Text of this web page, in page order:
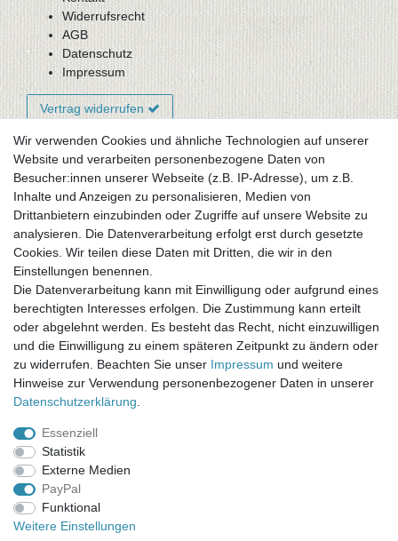
Widerrufsrecht
AGB
Datenschutz
Impressum
Vertrag widerrufen
Newsletter-Anmeldung
FAQ / Fragen
Mein Warenkorb
Mein Merkzettel
Mein Konto
UNSER LADENGESCHÄFT
Gottlieb-Daimler-Str. 10
33334 Gütersloh
ÖFFNUNGSZEITEN
Montag - Dienstag: 8.00 - 18.00 Uhr, Mittwoch Ruhetag,
Donnerstag: 8.00 - 18.00 Uhr, Freitag 8.00 - 14.00 Uhr
KUNDENSERVICE
Telefon: (05241) 403 22 38
E-Mail: info@stoffamstueck.de
Alle Preise inklusive gesetzlicher Mehrwertsteuer und
Wir verwenden Cookies und ähnliche Technologien auf unserer
Website und verarbeiten personenbezogene Daten von
Besucher:innen unserer Webseite (z.B. IP-Adresse), um z.B.
Inhalte und Anzeigen zu personalisieren, Medien von
Drittanbietern einzubinden oder Zugriffe auf unsere Website zu
analysieren. Die Datenverarbeitung erfolgt erst durch gesetzte
Cookies. Wir teilen diese Daten mit Dritten, die wir in den
Einstellungen benennen.
Die Datenverarbeitung kann mit Einwilligung oder aufgrund eines
berechtigten Interesses erfolgen. Die Zustimmung kann erteilt
oder abgelehnt werden. Es besteht das Recht, nicht einzuwilligen
und die Einwilligung zu einem späteren Zeitpunkt zu ändern oder
zu widerrufen. Beachten Sie unser Impressum und weitere
Hinweise zur Verwendung personenbezogener Daten in unserer
Daten­schutz­erklärung
Essenziell
Statistik
Externe Medien
PayPal
Funktional
Weitere Einstellungen